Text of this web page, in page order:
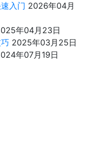
入门 2026年04月
年04月23日
2025年03月25日
年07月19日